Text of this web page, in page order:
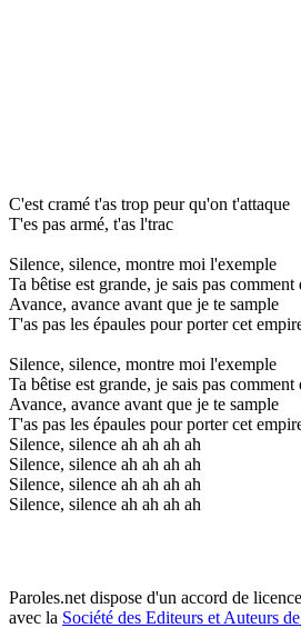
C'est cramé t'as trop peur qu'on t'attaque
T'es pas armé, t'as l'trac
Silence, silence, montre moi l'exemple
Ta bêtise est grande, je sais pas comment
Avance, avance avant que je te sample
T'as pas les épaules pour porter cet
Silence, silence, montre moi l'exemple
Ta bêtise est grande, je sais pas comment
Avance, avance avant que je te sample
T'as pas les épaules pour porter cet
Silence, silence ah ah ah ah
Silence, silence ah ah ah ah
Silence, silence ah ah ah ah
Silence, silence ah ah ah ah
Paroles.net dispose d'un accord de
avec la Société des Editeurs et Auteurs